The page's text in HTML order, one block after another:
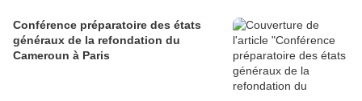
Conférence préparatoire des états
généraux de la refondation du
Cameroun à Paris